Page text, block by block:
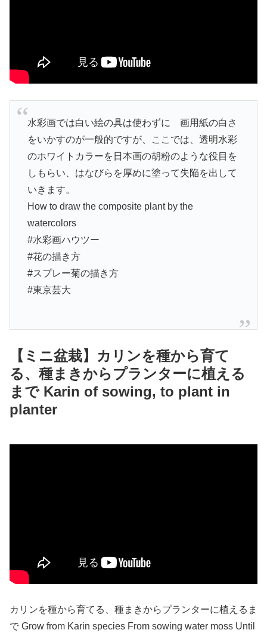
水彩画では白い絵の具は使わずに 画用紙の白さ
をいかすのが一般的ですが、ここでは、透明水彩
のホワイトカラーを日本画の胡粉のような役目を
しもらい、はなびらを厚めに塗って失陥を出して
いきます。
How to draw the composite plant by the
watercolors
#水彩画ハウツー
#花の描き方
#スプレー菊の描き方
#東京芸大
【ミニ盆栽】カリンを種から育て
る、種まきからプランターに植える
まで Karin of sowing, to plant in
planter
カリンを種から育てる、種まきからプランターに植えるま
で Grow from Karin species From sowing water moss Until